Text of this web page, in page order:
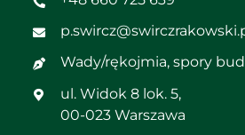
Wady/rękojmia, spory
ul. Widok 8 lok. 5,
00-023 Warszawa